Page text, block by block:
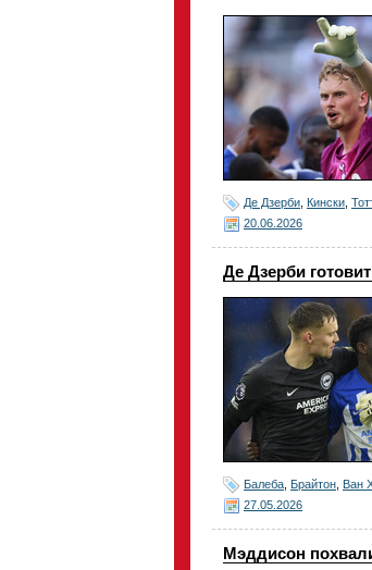
Де Дзерби Кински
20.06.2026
Де Дзерби
Балеба Брайтон Ван
27.05.2026
Мэддисон